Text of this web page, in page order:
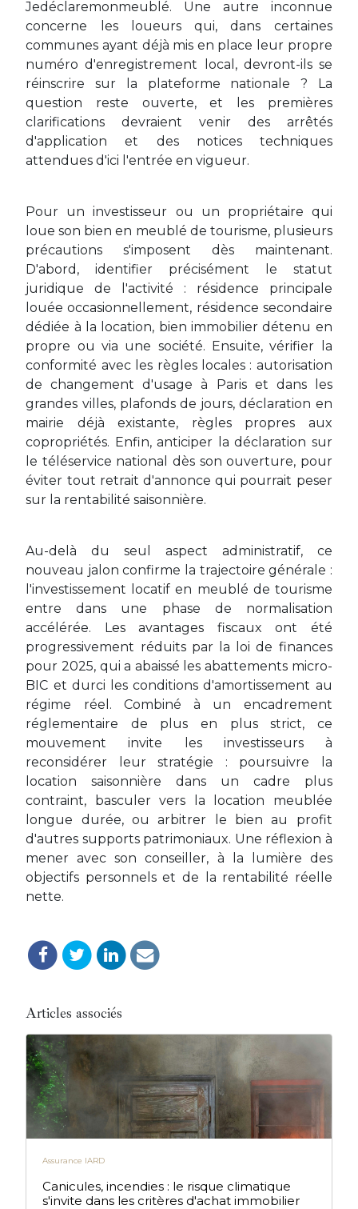
Jedéclaremonmeublé. Une autre inconnue
concerne les loueurs qui, dans certaines
communes ayant déjà mis en place leur propre
numéro d'enregistrement local, devront-ils se
réinscrire sur la plateforme nationale ? La
question reste ouverte, et les premières
clarifications devraient venir des arrêtés
d'application et des notices techniques
attendues d'ici l'entrée en vigueur.
Pour un investisseur ou un propriétaire qui
loue son bien en meublé de tourisme, plusieurs
précautions s'imposent dès maintenant.
D'abord, identifier précisément le statut
juridique de l'activité : résidence principale
louée occasionnellement, résidence secondaire
dédiée à la location, bien immobilier détenu en
propre ou via une société. Ensuite, vérifier la
conformité avec les règles locales : autorisation
de changement d'usage à Paris et dans les
grandes villes, plafonds de jours, déclaration en
mairie déjà existante, règles propres aux
copropriétés. Enfin, anticiper la déclaration sur
le téléservice national dès son ouverture, pour
éviter tout retrait d'annonce qui pourrait peser
sur la rentabilité saisonnière.
Au-delà du seul aspect administratif, ce
nouveau jalon confirme la trajectoire générale :
l'investissement locatif en meublé de tourisme
entre dans une phase de normalisation
accélérée. Les avantages fiscaux ont été
progressivement réduits par la loi de finances
pour 2025, qui a abaissé les abattements micro-
BIC et durci les conditions d'amortissement au
régime réel. Combiné à un encadrement
réglementaire de plus en plus strict, ce
mouvement invite les investisseurs à
reconsidérer leur stratégie : poursuivre la
location saisonnière dans un cadre plus
contraint, basculer vers la location meublée
longue durée, ou arbitrer le bien au profit
d'autres supports patrimoniaux. Une réflexion à
mener avec son conseiller, à la lumière des
objectifs personnels et de la rentabilité réelle
nette.
Articles associés
Assurance IARD
Canicules, incendies : le risque climatique
s'invite dans les critères d'achat immobilier